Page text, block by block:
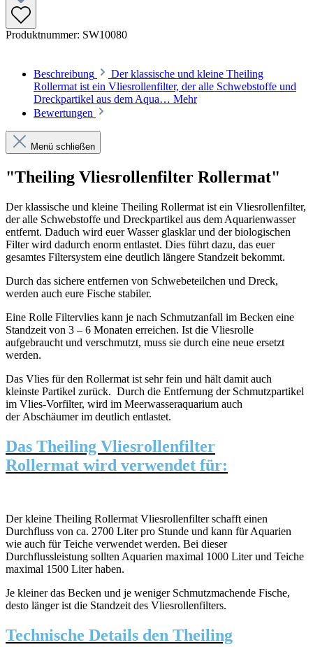
Produktnummer: SW10080
Beschreibung
Der klassische und kleine Theiling
Rollermat ist ein Vliesrollenfilter, der alle Schwebstoffe und
Dreckpartikel aus dem Aqua… Mehr
Bewertungen
Menü schließen
"Theiling Vliesrollenfilter Rollermat"
Der klassische und kleine Theiling Rollermat ist ein Vliesrollenfilter,
der alle Schwebstoffe und Dreckpartikel aus dem Aquarienwasser
entfernt. Daduch wird euer Wasser glasklar und der biologischen
Filter wird dadurch enorm entlastet. Dies führt dazu, das euer
gesamtes Filtersystem eine deutlich längere Standzeit bekommt.
Durch das sichere entfernen von Schwebeteilchen und Dreck,
werden auch eure Fische stabiler.
Eine Rolle Filtervlies kann je nach Schmutzanfall im Becken eine
Standzeit von 3 – 6 Monaten erreichen. Ist die Vliesrolle
aufgebraucht und verschmutzt, muss sie durch eine neue ersetzt
werden.
Das Vlies für den Rollermat ist sehr fein und hält damit auch
kleinste Partikel zurück. Durch die Entfernung der Schmutzpartikel
im Vlies-Vorfilter, wird im Meerwasseraquarium auch
der Abschäumer im deutlich entlastet.
Das Theiling Vliesrollenfilter
Rollermat wird verwendet für:
Der kleine Theiling Rollermat Vliesrollenfilter schafft einen
Durchfluss von ca. 2700 Liter pro Stunde und kann für Aquarien
wie auch für Teiche verwendet werden. Bei dieser
Durchflussleistung sollten Aquarien maximal 1000 Liter und Teiche
maximal 1500 Liter haben.
Je kleiner das Becken und je weniger Schmutzmachende Fische,
desto länger ist die Standzeit des Vliesrollenfilters.
Technische Details den Theiling